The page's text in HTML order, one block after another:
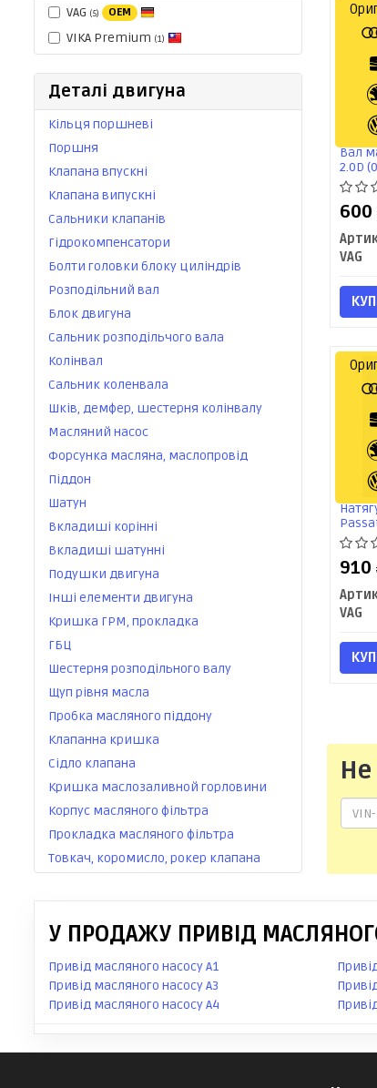
VAG (5) OEM
VIKA Premium (1)
Деталі двигуна
Кільця поршневі
Поршня
Клапана впускні
Клапана випускні
Сальники клапанів
Гідрокомпенсатори
Болти головки блоку циліндрів
Розподільний вал
Блок двигуна
Сальник розподільчого вала
Колінвал
Сальник коленвала
Шків, демфер, шестерня колінвалу
Масляний насос
Форсунка масляна, маслопровід
Піддон
Шатун
Вкладиші корінні
Вкладиші шатунні
Подушки двигуна
Інші елементи двигуна
Кришка ГРМ, прокладка
ГБЦ
Шестерня розподільного валу
Щуп рівня масла
Пробка масляного піддону
Клапанна кришка
Сідло клапана
Кришка маслозаливной горловини
Корпус масляного фільтра
Прокладка масляного фільтра
Товкач, коромисло, рокер клапана
Вал
2.0D
A3-
600
VAG
VAG
910
VAG
У ПРОДАЖУ ПРИВІД
Привід масляного насосу A1
Привід масляного насосу A3
Привід масляного насосу A4